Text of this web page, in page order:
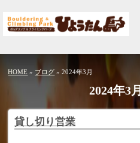
HOME » ブログ » 2024年3月
2024年3
貸し切り営業